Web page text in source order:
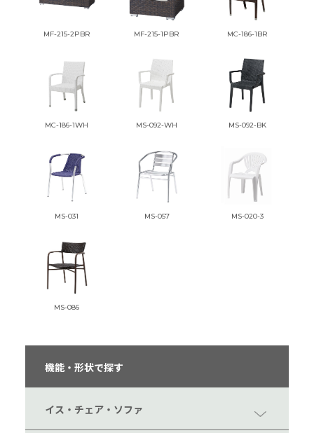
機能・形状で探す
イス・チェア・ソファ
MF-215-2PBR MF-215-1PBR MC-186-1BR
MC-186-1WH MS-092-WH MS-092-BK
MS-031 MS-057 MS-020-3
MS-086